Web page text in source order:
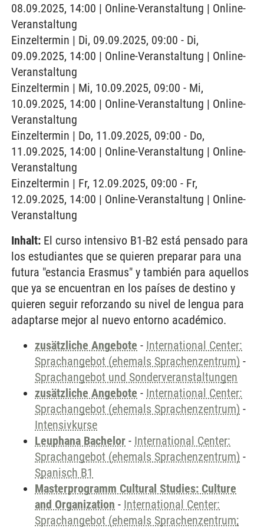
08.09.2025, 14:00 | Online-Veranstaltung | Online-
Veranstaltung
Einzeltermin | Di, 09.09.2025, 09:00 - Di,
09.09.2025, 14:00 | Online-Veranstaltung | Online-
Veranstaltung
Einzeltermin | Mi, 10.09.2025, 09:00 - Mi,
10.09.2025, 14:00 | Online-Veranstaltung | Online-
Veranstaltung
Einzeltermin | Do, 11.09.2025, 09:00 - Do,
11.09.2025, 14:00 | Online-Veranstaltung | Online-
Veranstaltung
Einzeltermin | Fr, 12.09.2025, 09:00 - Fr,
12.09.2025, 14:00 | Online-Veranstaltung | Online-
Veranstaltung
Inhalt: El curso intensivo B1-B2 está pensado para
los estudiantes que se quieren preparar para una
futura "estancia Erasmus" y también para aquellos
que ya se encuentran en los países de destino y
quieren seguir reforzando su nivel de lengua para
adaptarse mejor al nuevo entorno académico.
zusätzliche Angebote - International Center:
Sprachangebot (ehemals Sprachenzentrum) -
Sprachangebot und Sonderveranstaltungen
zusätzliche Angebote - International Center:
Sprachangebot (ehemals Sprachenzentrum) -
Intensivkurse
Leuphana Bachelor - International Center:
Sprachangebot (ehemals Sprachenzentrum) -
Spanisch B1
Masterprogramm Cultural Studies: Culture
and Organization - International Center:
Sprachangebot (ehemals Sprachenzentrum;